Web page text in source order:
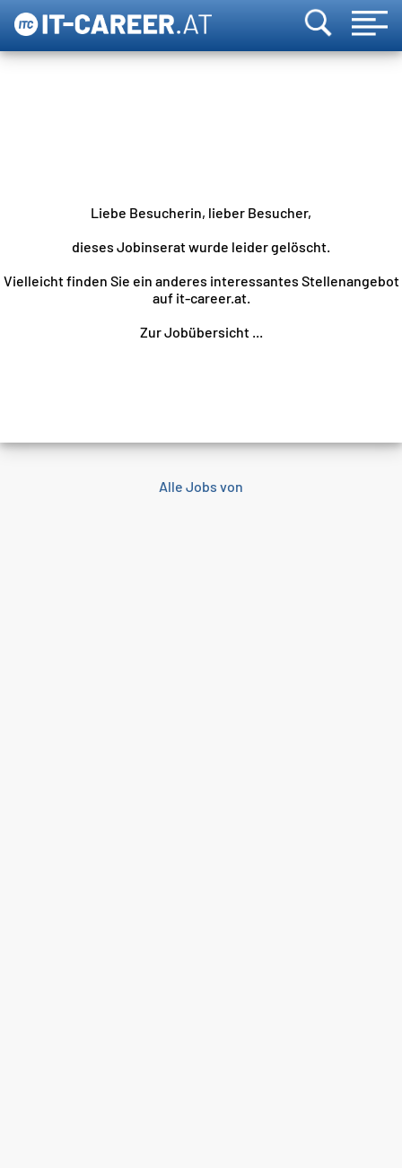
Liebe Besucherin, lieber Besucher,
dieses Jobinserat wurde leider gelöscht.
Vielleicht finden Sie ein anderes interessantes Stellenangebot
auf it-career.at.
Zur Jobübersicht ...
Alle Jobs von